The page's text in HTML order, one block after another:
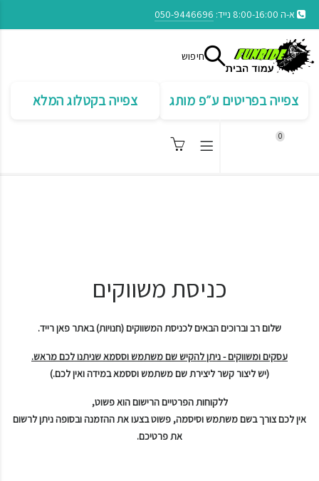
א-ה 8:00-16:00 נייד: 050-9446696
חיפוש
צפייה בפריטים ע״פ מותג צפייה בקטלוג המלא
0
כניסת משווקים
שלום רב וברוכים הבאים לכניסת המשווקים (חנויות) באתר פאן רייד.
עסקים ומשווקים - ניתן להקיש שם משתמש וססמא שניתנו לכם מראש.
(יש ליצור קשר ליצירת שם משתמש וססמא במידה ואין לכם.)
ללקוחות הפרטיים הרישום הוא פשוט,
אין לכם צורך בשם משתמש וסיסמה, פשוט בצעו את ההזמנה ובסופה ניתן לרשום
את פרטיכם.